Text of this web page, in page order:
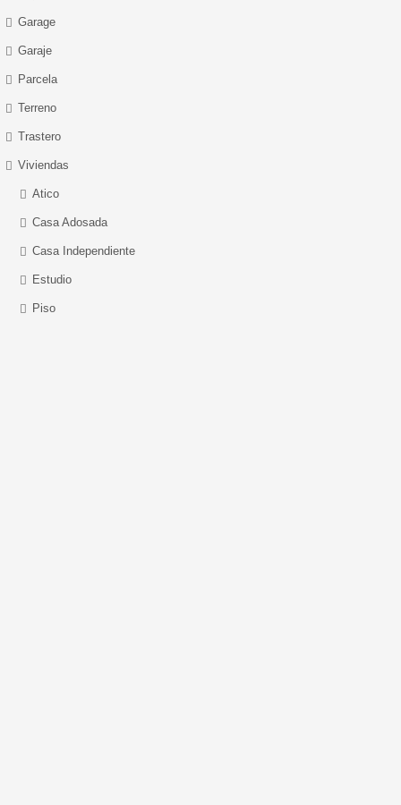
Garage
Garaje
Parcela
Terreno
Trastero
Viviendas
Atico
Casa Adosada
Casa Independiente
Estudio
Piso